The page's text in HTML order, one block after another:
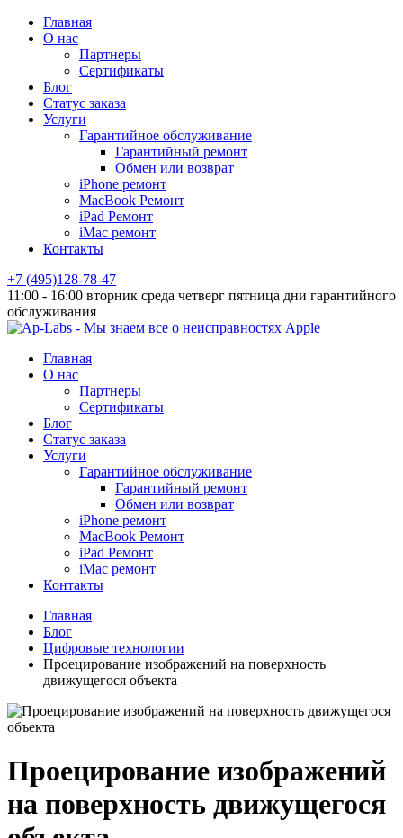
Главная
О нас
Партнеры
Сертификаты
Блог
Статус заказа
Услуги
Гарантийное обслуживание
Гарантийный ремонт
Обмен или возврат
iPhone ремонт
MacBook Ремонт
iPad Ремонт
iMac ремонт
Контакты
+7 (495)128-78-47
11:00 - 16:00 вторник среда четверг пятница дни гарантийного
обслуживания
Главная
О нас
Партнеры
Сертификаты
Блог
Статус заказа
Услуги
Гарантийное обслуживание
Гарантийный ремонт
Обмен или возврат
iPhone ремонт
MacBook Ремонт
iPad Ремонт
iMac ремонт
Контакты
Главная
Блог
Цифровые технологии
Проецирование изображений на поверхность
движущегося объекта
Проецирование изображений
на поверхность движущегося